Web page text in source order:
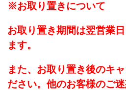
※お取り置きについて
お取り置き期間は翌営業
ます。
また、お取り置き後のキ
ださい。他のお客様のご迷